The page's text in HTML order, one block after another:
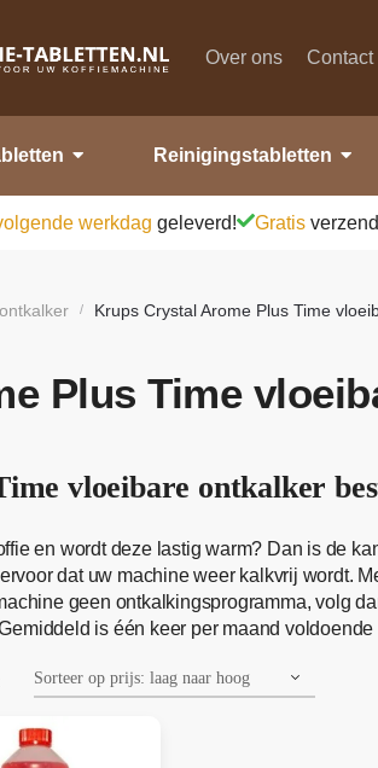
Over ons Contact
Reinigingstabletten
werkdag geleverd! Gratis
/ Krups Crystal Arome Plus Time
Plus Time
vloeibare ontkalker
en wordt deze lastig warm? Dan is de
dat uw machine weer kalkvrij wordt.
geen ontkalkingsprogramma, volg
is één keer per maand voldoende